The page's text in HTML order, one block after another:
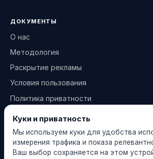
ДОКУМЕНТЫ
О нас
Методология
Раскрытие рекламы
Условия пользования
Политика приватности
КОНТАКТЫ
info@finantseerija.ee
Куки и приватность
Мы используем куки для удобства
измерения трафика и показа
Ваш выбор сохраняется на этом